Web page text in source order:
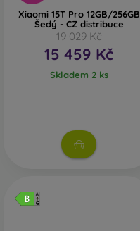
Xiaomi 15T Pro 12GB/256GB
Šedý - CZ distribuce
19 029 Kč
15 459 Kč
Skladem 2 ks